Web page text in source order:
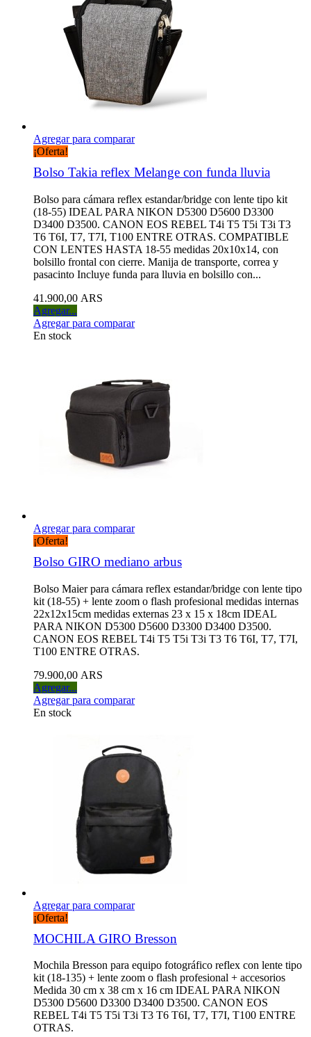
Agregar para comparar
¡Oferta!
Bolso Takia reflex Melange con funda lluvia
Bolso para cámara reflex estandar/bridge con lente tipo kit
(18-55) IDEAL PARA NIKON D5300 D5600 D3300
D3400 D3500. CANON EOS REBEL T4i T5 T5i T3i T3
T6 T6I, T7, T7I, T100 ENTRE OTRAS. COMPATIBLE
CON LENTES HASTA 18-55 medidas 20x10x14, con
bolsillo frontal con cierre. Manija de transporte, correa y
pasacinto Incluye funda para lluvia en bolsillo con...
41.900,00 ARS
Agregar...
Agregar para comparar
En stock
Agregar para comparar
¡Oferta!
Bolso GIRO mediano arbus
Bolso Maier para cámara reflex estandar/bridge con lente tipo
kit (18-55) + lente zoom o flash profesional medidas internas
22x12x15cm medidas externas 23 x 15 x 18cm IDEAL
PARA NIKON D5300 D5600 D3300 D3400 D3500.
CANON EOS REBEL T4i T5 T5i T3i T3 T6 T6I, T7, T7I,
T100 ENTRE OTRAS.
79.900,00 ARS
Agregar...
Agregar para comparar
En stock
Agregar para comparar
¡Oferta!
MOCHILA GIRO Bresson
Mochila Bresson para equipo fotográfico reflex con lente tipo
kit (18-135) + lente zoom o flash profesional + accesorios
Medida 30 cm x 38 cm x 16 cm IDEAL PARA NIKON
D5300 D5600 D3300 D3400 D3500. CANON EOS
REBEL T4i T5 T5i T3i T3 T6 T6I, T7, T7I, T100 ENTRE
OTRAS.